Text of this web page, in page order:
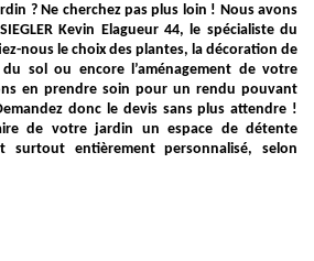
? Ne cherchez pas plus loin ! Nous avons
Kevin Elagueur 44, le spécialiste du
nous le choix des plantes, la décoration de
sol ou encore l’aménagement de votre
en prendre soin pour un rendu pouvant
donc le devis sans plus attendre !
de votre jardin un espace de détente
surtout entièrement personnalisé, selon